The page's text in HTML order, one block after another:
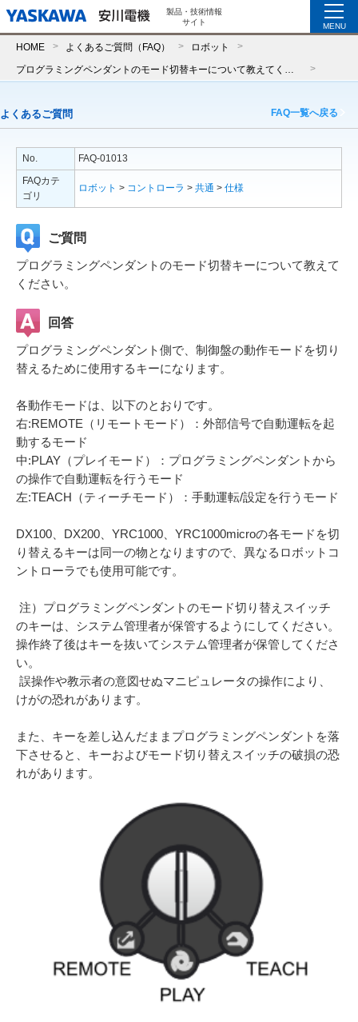
製品・技術情報
サイト
MENU
HOME よくあるご質問（FAQ） ロボット
よくあるご質問 FAQ一覧へ戻る
No.
FAQ-01013
FAQカテ
ゴリ
ロボット > コントローラ > 共通 > 仕様
ご質問
プログラミングペンダントのモード切替キーについて教えて
ください。
回答
プログラミングペンダント側で、制御盤の動作モードを切り
替えるために使用するキーになります。
各動作モードは、以下のとおりです。
右:REMOTE（リモートモード）：外部信号で自動運転を起
動するモード
中:PLAY（プレイモード）：プログラミングペンダントから
の操作で自動運転を行うモード
左:TEACH（ティーチモード）：手動運転/設定を行うモード
DX100、DX200、YRC1000、YRC1000microの各モードを切
り替えるキーは同一の物となりますので、異なるロボットコ
ントローラでも使用可能です。
注）プログラミングペンダントのモード切り替えスイッチ
のキーは、システム管理者が保管するようにしてください。
操作終了後はキーを抜いてシステム管理者が保管してくださ
い。
誤操作や教示者の意図せぬマニピュレータの操作により、
けがの恐れがあります。
また、キーを差し込んだままプログラミングペンダントを落
下させると、キーおよびモード切り替えスイッチの破損の恐
れがあります。